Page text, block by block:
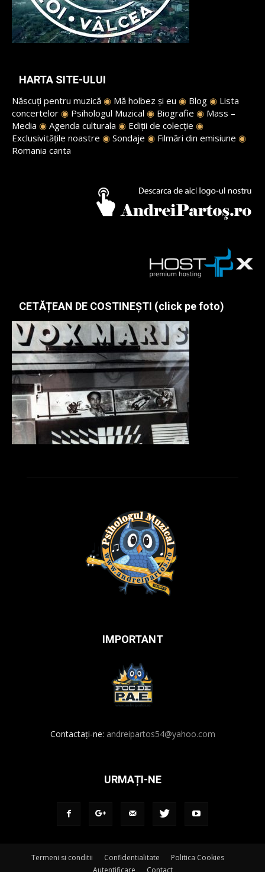
HARTA SITE-ULUI
Născuți pentru muzică ◉ Mă holbez și eu ◉ Blog ◉ Lista
concertelor ◉ Psihologul Muzical ◉ Biografie ◉ Mass –
Media ◉ Agenda culturala ◉ Ediții de colecție ◉
Exclusivitățile noastre ◉ Sondaje ◉ Filmări din emisiune ◉
Romania canta
CETĂȚEAN DE COSTINEȘTI (click pe foto)
IMPORTANT
Contactați-ne: andreipartos54@yahoo.com
URMAȚI-NE
Termeni si conditii Confidentialitate
Politica Cookies